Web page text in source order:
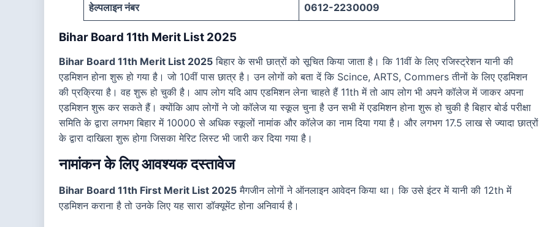
हेल्पलाइन नंबर 0612-2230009
Bihar Board 11th Merit List 2025
Bihar Board 11th Merit List 2025 बिहार के सभी छात्रों को सूचित किया जाता है। कि 11वीं के लिए रजिस्ट्रेशन यानी की
एडमिशन होना शुरू हो गया है। जो 10वीं पास छात्र है। उन लोगों को बता दें कि Scince, ARTS, Commers तीनों के लिए एडमिशन
की प्रक्रिया है। वह शुरू हो चुकी है। आप लोग यदि आप एडमिशन लेना चाहते हैं 11th में तो आप लोग भी अपने कॉलेज में जाकर अपना
एडमिशन शुरू कर सकते हैं। क्योंकि आप लोगों ने जो कॉलेज या स्कूल चुना है उन सभी में एडमिशन होना शुरू हो चुकी है बिहार बोर्ड परीक्षा
समिति के द्वारा लगभग बिहार में 10000 से अधिक स्कूलों नामांक और कॉलेज का नाम दिया गया है। और लगभग 17.5 लाख से ज्यादा छात्रों
के द्वारा दाखिला शुरू होगा जिसका मेरिट लिस्ट भी जारी कर दिया गया है।
नामांकन के लिए आवश्यक दस्तावेज
Bihar Board 11th First Merit List 2025 मैगजीन लोगों ने ऑनलाइन आवेदन किया था। कि उसे इंटर में यानी की 12th में
एडमिशन कराना है तो उनके लिए यह सारा डॉक्यूमेंट होना अनिवार्य है।